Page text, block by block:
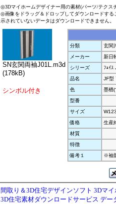
◎3Dマイホームデザイナー用の素材(パーツ/テクス
◎画像をドラッグ＆ドロップしてダウンロードす
示されていないデータはダウンロードできません。
SN玄関両袖J01L.m3d
(178kB)
シンボル付き
分類
玄関
メーカー
新日
シリーズ
ﾌｪｲｽ
品名
JF型
色
墨楢(
型番
サイズ
価格
生産
材質
特徴
備考１
※袖
間取り＆3D住宅デザインソフト 3Dマ
3D住宅素材ダウンロードサービス デー